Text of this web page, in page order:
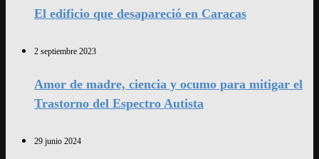
El edificio que desapareció en Caracas
2 septiembre 2023
Amor de madre, ciencia y ocumo para mitigar el
Trastorno del Espectro Autista
29 junio 2024